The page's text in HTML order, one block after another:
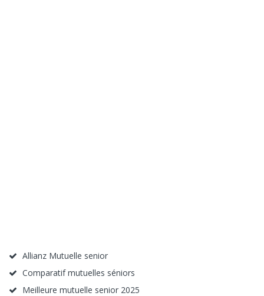
Allianz Mutuelle senior
Comparatif mutuelles séniors
Meilleure mutuelle senior 2025